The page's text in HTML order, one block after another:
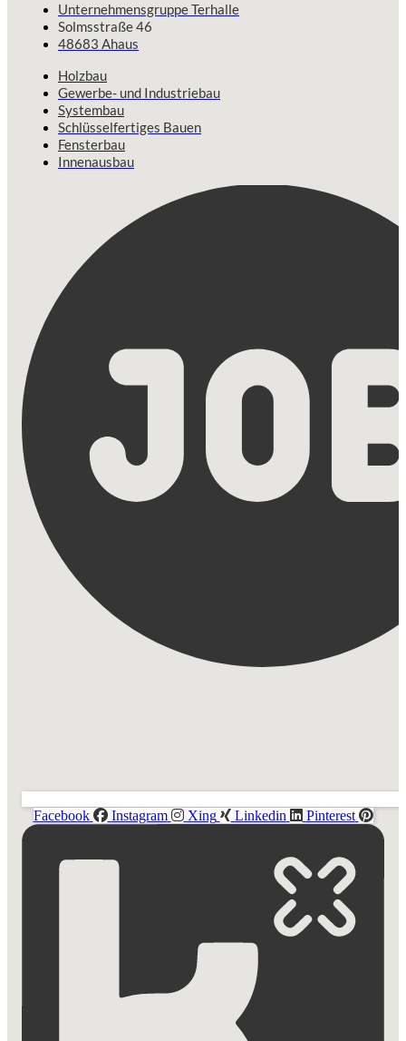
Unternehmensgruppe Terhalle
Solmsstraße 46
48683 Ahaus
Holzbau
Gewerbe- und Industriebau
Systembau
Schlüsselfertiges Bauen
Fensterbau
Innenausbau
Facebook Instagram Xing Linkedin Pinterest